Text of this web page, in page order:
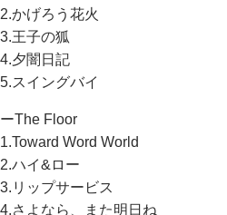
2.かげろう花火
3.王子の狐
4.夕闇日記
5.スイングバイ
ーThe Floor
1.Toward Word World
2.ハイ&ロー
3.リップサービス
4.さよなら、また明日ね